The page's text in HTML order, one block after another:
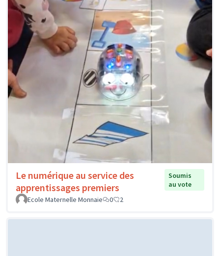
Le numérique au service des
apprentissages premiers
Soumis
au vote
Ecole Maternelle Monnaie
0 2